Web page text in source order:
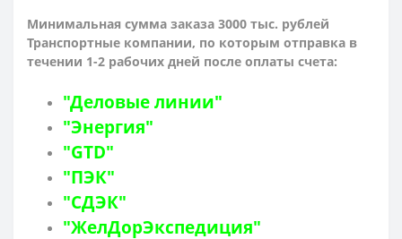
Минимальная сумма заказа 3000 тыс. рублей
Транспортные компании, по которым отправка в
течении 1-2 рабочих дней после оплаты счета:
"Деловые линии"
"Энергия"
"GTD"
"ПЭК"
"СДЭК"
"ЖелДорЭкспедиция"